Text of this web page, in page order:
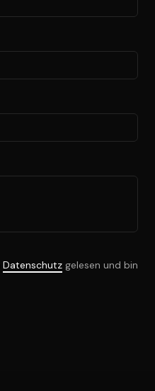
Datenschutz gelesen und bin